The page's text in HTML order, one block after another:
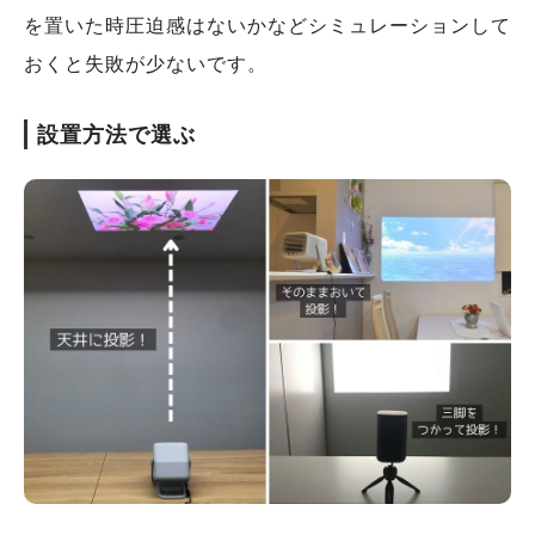
を置いた時圧迫感はないかなどシミュレーションして
おくと失敗が少ないです。
設置方法で選ぶ